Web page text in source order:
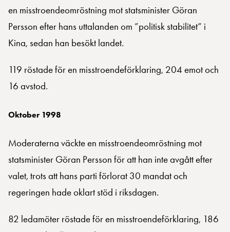
en misstroendeomröstning mot statsminister Göran
Persson efter hans uttalanden om ”politisk stabilitet” i
Kina, sedan han besökt landet.
119 röstade för en misstroendeförklaring, 204 emot och
16 avstod.
Oktober 1998
Moderaterna väckte en misstroendeomröstning mot
statsminister Göran Persson för att han inte avgått efter
valet, trots att hans parti förlorat 30 mandat och
regeringen hade oklart stöd i riksdagen.
82 ledamöter röstade för en misstroendeförklaring, 186